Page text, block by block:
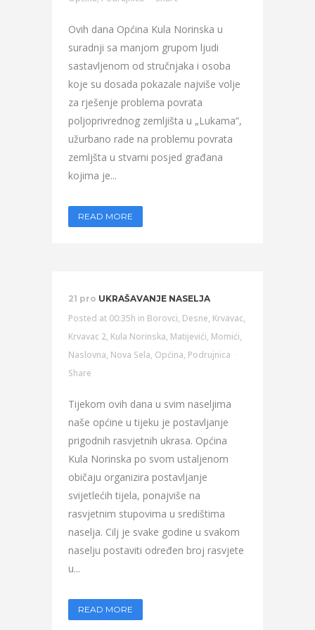
Ovih dana Općina Kula Norinska u
suradnji sa manjom grupom ljudi
sastavljenom od stručnjaka i osoba
koje su dosada pokazale najviše volje
za rješenje problema povrata
poljoprivrednog zemljišta u „Lukama“,
užurbano rade na problemu povrata
zemljšta u stvarni posjed građana
kojima je...
READ MORE
21 pro UKRAŠAVANJE NASELJA
Posted at 00:35h in Borovci, Desne, Krvavac,
Krvavac 2, Kula Norinska, Matijevići, Momići,
Naslovna, Nova Sela, Općina, Podrujnica
Share
Tijekom ovih dana u svim naseljima
naše općine u tijeku je postavljanje
prigodnih rasvjetnih ukrasa. Općina
Kula Norinska po svom ustaljenom
običaju organizira postavljanje
svijetlećih tijela, ponajviše na
rasvjetnim stupovima u središtima
naselja. Cilj je svake godine u svakom
naselju postaviti određen broj rasvjete
u...
READ MORE